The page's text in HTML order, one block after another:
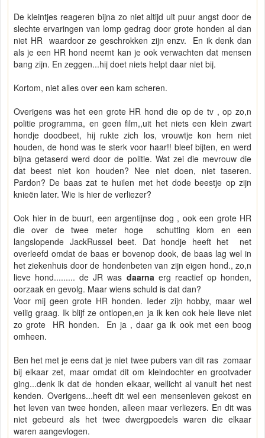
De kleintjes reageren bijna zo niet altijd uit puur angst door de
slechte ervaringen van lomp gedrag door grote honden al dan
niet HR waardoor ze geschrokken zijn enzv. En ik denk dan
als je een HR hond neemt kan je ook verwachten dat mensen
bang zijn. En zeggen...hij doet niets helpt daar niet bij.
Kortom, niet alles over een kam scheren.
Overigens was het een grote HR hond die op de tv , op zo,n
politie programma, en geen film,,uit het niets een klein zwart
hondje doodbeet, hij rukte zich los, vrouwtje kon hem niet
houden, de hond was te sterk voor haar!! bleef bijten, en werd
bijna getaserd werd door de politie. Wat zei die mevrouw die
dat beest niet kon houden? Nee niet doen, niet taseren.
Pardon? De baas zat te huilen met het dode beestje op zijn
knieën later. Wie is hier de verliezer?
Ook hier in de buurt, een argentijnse dog , ook een grote HR
die over de twee meter hoge schutting klom en een
langslopende JackRussel beet. Dat hondje heeft het net
overleefd omdat de baas er bovenop dook, de baas lag wel in
het ziekenhuis door de hondenbeten van zijn eigen hond., zo,n
lieve hond......... de JR was daarnaerg reactief op honden,
oorzaak en gevolg. Maar wiens schuld is dat dan?
Voor mij geen grote HR honden. Ieder zijn hobby, maar wel
veilig graag. Ik blijf ze ontlopen,en ja ik ken ook hele lieve niet
zo grote HR honden. En ja , daar ga ik ook met een boog
omheen.
Ben het met je eens dat je niet twee pubers van dit ras zomaar
bij elkaar zet, maar omdat dit om kleindochter en grootvader
ging...denk ik dat de honden elkaar, wellicht al vanuit het nest
kenden. Overigens...heeft dit wel een mensenleven gekost en
het leven van twee honden, alleen maar verliezers. En dit was
niet gebeurd als het twee dwergpoedels waren die elkaar
waren aangevlogen.